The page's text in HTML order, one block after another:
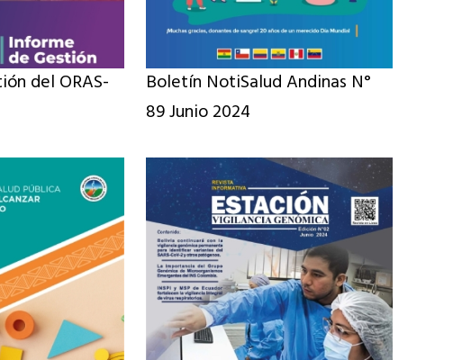
del ORAS-
Boletín NotiSalud Andinas N°
89 Junio 2024